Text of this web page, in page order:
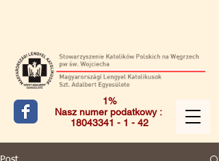
1%
Nasz numer podatkowy :
18043341 - 1 - 42